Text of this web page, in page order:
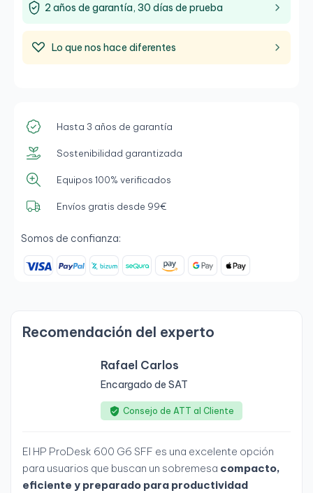
2 años de garantía, 30 días de prueba
Lo que nos hace diferentes
Hasta 3 años de garantía
Sostenibilidad garantizada
Equipos 100% verificados
Envíos gratis desde 99€
Somos de confianza:
Recomendación del experto
Rafael Carlos
Encargado de SAT
Consejo de ATT al Cliente
El HP ProDesk 600 G6 SFF es una excelente opción
para usuarios que buscan un sobremesa compacto,
eficiente y preparado para productividad